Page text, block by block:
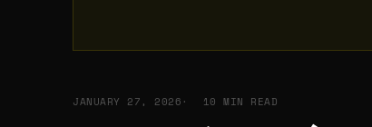
JANUARY 27, 2026 10 MIN READ